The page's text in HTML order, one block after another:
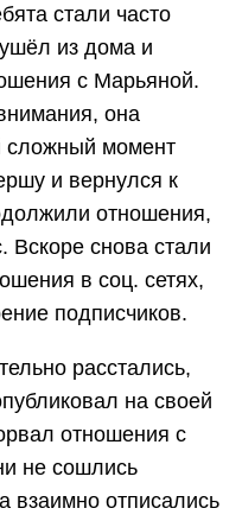
стали часто
из дома и
с Марьяной.
она
сложный момент
и вернулся к
отношения,
Вскоре снова стали
в соц. сетях,
подписчиков.
расстались,
на своей
отношения с
не сошлись
взаимно отписались